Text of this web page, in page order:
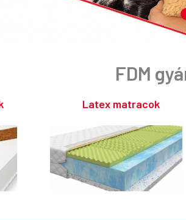
FDM
Latex matracok